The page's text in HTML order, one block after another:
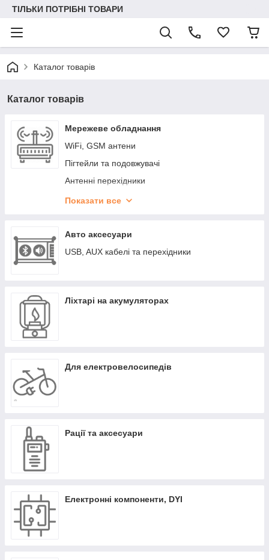
ТІЛЬКИ ПОТРІБНІ ТОВАРИ
Каталог товарів
Каталог товарів
Мережеве обладнання
WiFi, GSM антени
Пігтейли та подовжувачі
Антенні перехідники
Антенні роз'єми
Інструменти та матеріали
Антени для авто
Показати все
Авто аксесуари
USB, AUX кабелі та перехідники
Ліхтарі на акумуляторах
Для електровелосипедів
Рації та аксесуари
Електронні компоненти, DYI